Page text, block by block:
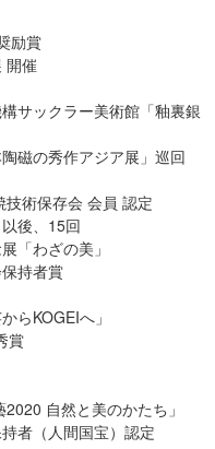
励賞
開催
サックラー美術館「釉裏銀
磁の秀作アジア展」巡回
術保存会 会員 認定
、15回
「わざの美」
持者賞
らKOGEIへ」
賞
自然と美のかたち」
者（人間国宝）認定